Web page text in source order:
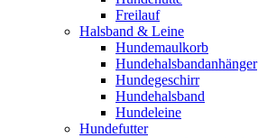
Freilauf
Halsband & Leine
Hundemaulkorb
Hundehalsbandanhänger
Hundegeschirr
Hundehalsband
Hundeleine
Hundefutter